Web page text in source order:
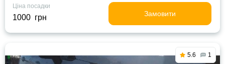
Ціна посадки
1000 грн Замовити
5.6 1